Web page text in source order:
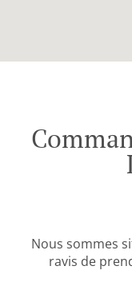
Nous sommes
ravis de